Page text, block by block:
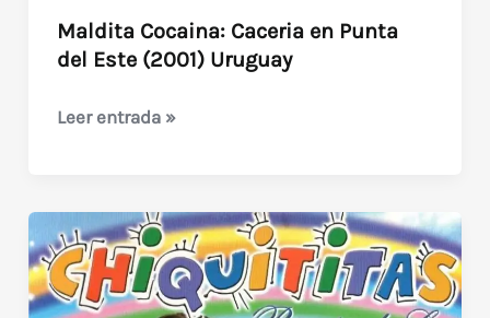
Maldita Cocaina: Caceria en Punta
del Este (2001) Uruguay
Maldita
en
Punta
del
Este
Leer entrada »